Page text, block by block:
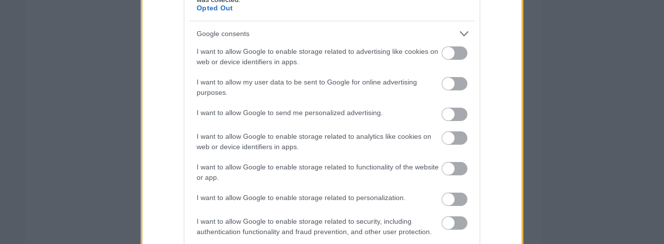
Opted Out
Google consents
I want to allow Google to enable storage related to advertising like cookies on
web or device identifiers in apps.
I want to allow my user data to be sent to Google for online advertising
purposes.
I want to allow Google to send me personalized advertising.
I want to allow Google to enable storage related to analytics like cookies on
web or device identifiers in apps.
I want to allow Google to enable storage related to functionality of the website
or app.
I want to allow Google to enable storage related to personalization.
I want to allow Google to enable storage related to security, including
authentication functionality and fraud prevention, and other user protection.
ΑΣΕΠ: Πιστοποίηση Αγγλικών σε μόνο 2 ημέρες στα χέρια σας
ΑΣΕΠ: Εξ αποστάσεως η πιο Εύκολη Πιστοποίηση Υπολογιστών σε 2
Βάλε το proson.gr στα αποτελέσματα αναζήτησης της Google